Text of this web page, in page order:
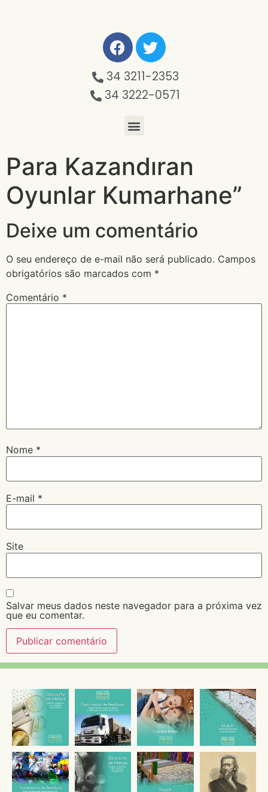
34 3211-2353
34 3222-0571
Para Kazandıran
Oyunlar Kumarhane”
Deixe um comentário
O seu endereço de e-mail não será publicado. Campos
obrigatórios são marcados com *
Comentário *
Nome *
E-mail *
Site
Salvar meus dados neste navegador para a próxima vez
que eu comentar.